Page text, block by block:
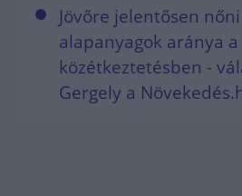
Jövőre jelentősen
alapanyagok aránya a
közétkeztetésben -
Gergely a